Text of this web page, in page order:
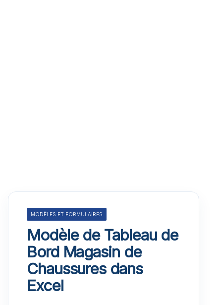
MODÈLES ET FORMULAIRES
Modèle de Tableau de
Bord Magasin de
Chaussures dans
Excel